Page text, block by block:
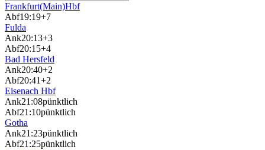
Frankfurt(Main)Hbf
Abf19:19+7
Fulda
Ank20:13+3
Abf20:15+4
Bad Hersfeld
Ank20:40+2
Abf20:41+2
Eisenach Hbf
Ank21:08pünktlich
Abf21:10pünktlich
Gotha
Ank21:23pünktlich
Abf21:25pünktlich